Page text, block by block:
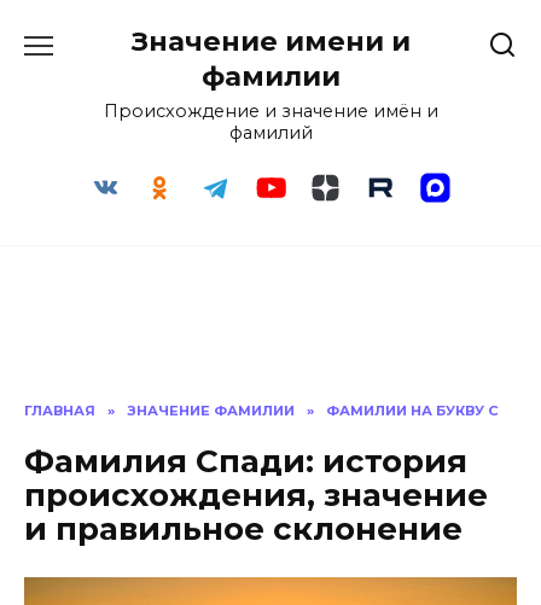
Значение имени и
фамилии
Происхождение и значение имён и
фамилий
ГЛАВНАЯ » ЗНАЧЕНИЕ ФАМИЛИИ » ФАМИЛИИ НА БУКВУ С
Фамилия Спади: история
происхождения, значение
и правильное склонение